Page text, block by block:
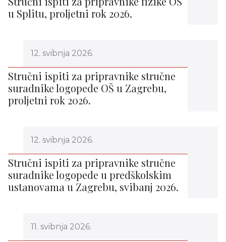
u Splitu, proljetni rok 2026.
12. svibnja 2026.
Stručni ispiti za pripravnike stručne
suradnike logopede OŠ u Zagrebu,
proljetni rok 2026.
12. svibnja 2026.
Stručni ispiti za pripravnike stručne
suradnike logopede u predškolskim
ustanovama u Zagrebu, svibanj 2026.
11. svibnja 2026.